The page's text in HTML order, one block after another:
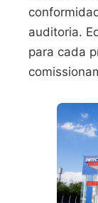
auditoria.
para cada